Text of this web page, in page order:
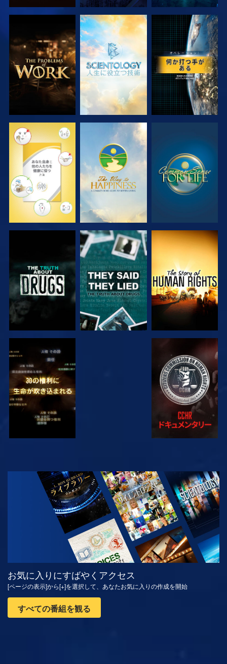
シリーズを探求 シリーズを探求 観る
観る 観る 観る
観る 観る
観る
観る シリーズを探求
お気に入りにすばやくアクセス
[ページの表示]から[+]を選択して、あなたお気に入りの作成を開始
すべての番組を観る